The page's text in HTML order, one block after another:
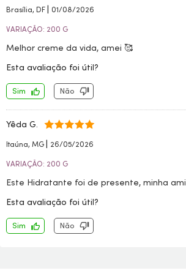
Brasília, DF | 01/08/2026
VARIAÇÃO: 200 G
Melhor creme da vida, amei 🥰
Esta avaliação foi útil?
Sim Não
Yêda G.
Itaúna, MG | 26/05/2026
VARIAÇÃO: 200 G
Este Hidratante foi de presente, minha
Esta avaliação foi útil?
Sim Não